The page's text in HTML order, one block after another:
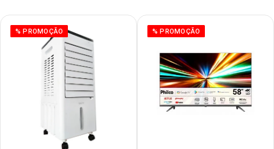
% PROMOÇÃO % PROMOÇÃO